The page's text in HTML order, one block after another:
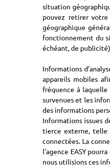
situation
pouvez retirer votre
géographique
fonctionnement du
échéant, de
Informations
appareils mobiles
fréquence à
survenues et les
des informations
Informations issues
tierce externe, telle
connectées. La
l'agence EASY
nous utilisions ces